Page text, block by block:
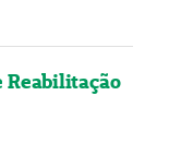
Reabilitação